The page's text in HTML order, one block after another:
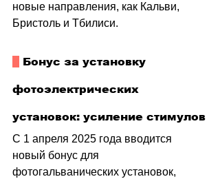
новые направления, как Кальви,
Бристоль и Тбилиси.
Бонус за установку
фотоэлектрических
установок: усиление стимулов
С 1 апреля 2025 года вводится
новый бонус для
фотогальванических установок,